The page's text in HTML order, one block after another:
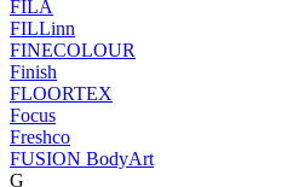
FILA
FILLinn
FINECOLOUR
Finish
FLOORTEX
Focus
Freshco
FUSION BodyArt
G